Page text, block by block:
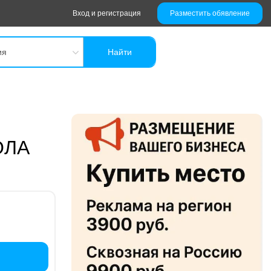
Вход и регистрация Разместить обявление
Найти